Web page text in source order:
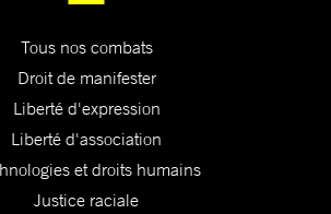
Tous nos combats
Droit de manifester
Liberté d'expression
Liberté d'association
et droits humains
Justice raciale